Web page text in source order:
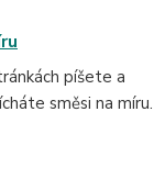
píšete a
směsi na míru.